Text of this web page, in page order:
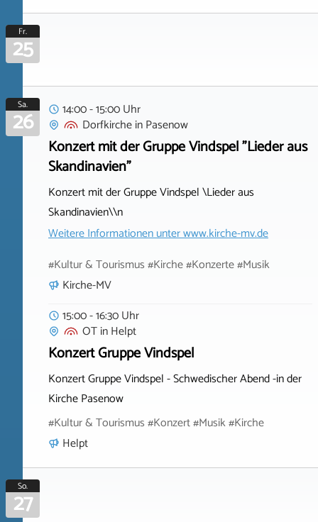
Fr.
25
Sa.
26
14:00 - 15:00 Uhr
DorfkircheinPasenow
Konzert mit der Gruppe Vindspel "Lieder aus
Skandinavien"
Konzert mit der Gruppe Vindspel \Lieder aus
Skandinavien\\n
Weitere Informationen unterwww.kirche-mv.de
#Kultur & Tourismus #Kirche #Konzerte #Musik
Kirche-MV
15:00 - 16:30 Uhr
OTinHelpt
Konzert Gruppe Vindspel
Konzert Gruppe Vindspel - Schwedischer Abend -in der
Kirche Pasenow
#Kultur & Tourismus #Konzert #Musik #Kirche
Helpt
So.
27